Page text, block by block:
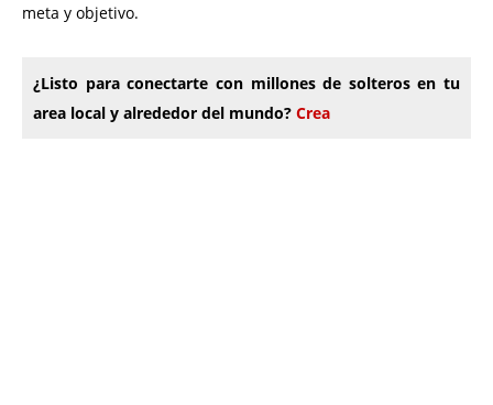
meta y objetivo.
¿Listo para conectarte con millones de solteros en tu
area local y alrededor del mundo? Crea